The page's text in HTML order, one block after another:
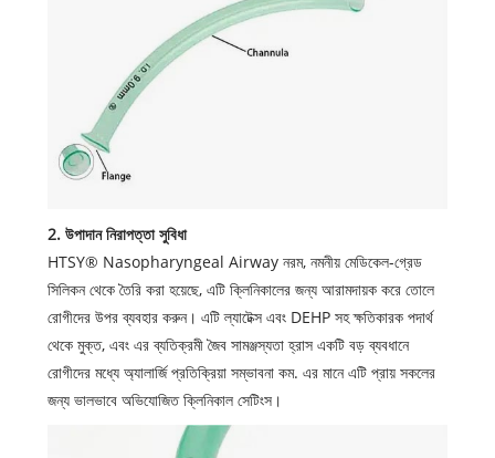
2. উপাদান নিরাপত্তা সুবিধা
HTSY® Nasopharyngeal Airway নরম, নমনীয় মেডিকেল-গ্রেড
সিলিকন থেকে তৈরি করা হয়েছে, এটি ক্লিনিকালের জন্য আরামদায়ক করে তোলে
রোগীদের উপর ব্যবহার করুন। এটি ল্যাটেক্স এবং DEHP সহ ক্ষতিকারক পদার্থ
থেকে মুক্ত, এবং এর ব্যতিক্রমী জৈব সামঞ্জস্যতা হ্রাস একটি বড় ব্যবধানে
রোগীদের মধ্যে অ্যালার্জি প্রতিক্রিয়া সম্ভাবনা কম. এর মানে এটি প্রায় সকলের
জন্য ভালভাবে অভিযোজিত ক্লিনিকাল সেটিংস।